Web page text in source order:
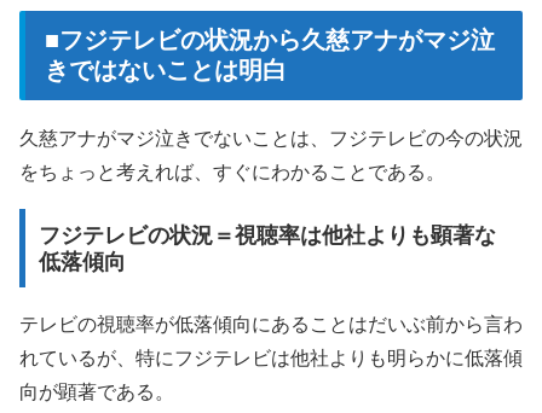
■フジテレビの状況から久慈アナがマジ泣
きではないことは明白
久慈アナがマジ泣きでないことは、フジテレビの今の状況
をちょっと考えれば、すぐにわかることである。
フジテレビの状況＝視聴率は他社よりも顕著な
低落傾向
テレビの視聴率が低落傾向にあることはだいぶ前から言わ
れているが、特にフジテレビは他社よりも明らかに低落傾
向が顕著である。